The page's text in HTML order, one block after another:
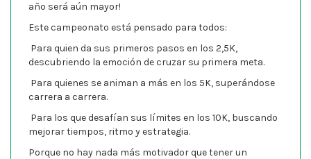
año será aún mayor!
Este campeonato está pensado para todos:
Para quien da sus primeros pasos en los 2,5K,
descubriendo la emoción de cruzar su primera meta.
Para quienes se animan a más en los 5K, superándose
carrera a carrera.
Para los que desafían sus límites en los 10K, buscando
mejorar tiempos, ritmo y estrategia.
Porque no hay nada más motivador que tener un